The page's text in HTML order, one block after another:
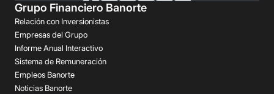
Grupo Financiero Banorte
Relación con Inversionistas
Empresas del Grupo
Informe Anual Interactivo
Sistema de Remuneración
Empleos Banorte
Noticias Banorte